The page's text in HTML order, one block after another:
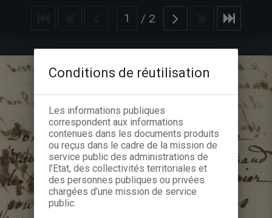
/ 2
Conditions de réutilisation
Les informations publiques
correspondent aux informations
contenues dans les documents produits
ou reçus dans le cadre de la mission de
service public des administrations de
l’Etat, des collectivités territoriales et
des personnes publiques ou privées
chargées d’une mission de service
public.